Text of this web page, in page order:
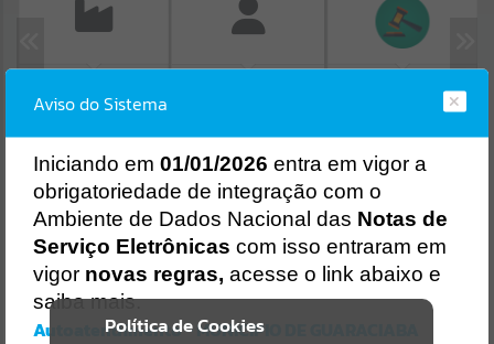
ISS/ALVARÁ
Resultados para""
PortaisPolítica de Cookies
Aviso do Sistema
Iniciando em 01/01/2026 entra em vigor a
obrigatoriedade de integração com o
Ambiente de Dados Nacional das Notas de
Serviço Eletrônicas com isso entraram em
vigor novas regras, acesse o link abaixo e
saiba mais.
Autoatendimento - MUNICIPIO DE GUARACIABA
Erro
Gerenciamento do Sistema
CÓDIGO DA MENSAGEM:
Ocorreu um erro de script:
Uncaught SyntaxError: Unexpected token '('
https://guaraciaba.atende.net/cidadao/pagina/static/bundle/wpo_in
dex_2_base_l2_portal_editores_sync_d9fb77cfd5741fafc9972edc7a6
41fea.js?v=83d4f602:47
Verificar Mais Detalhes